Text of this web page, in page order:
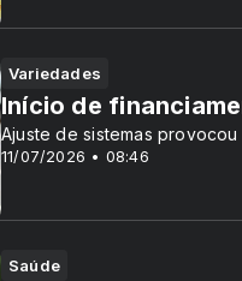
Variedades
11/07/2026 • 08:46
Início de
Ajuste de sistemas
Saúde